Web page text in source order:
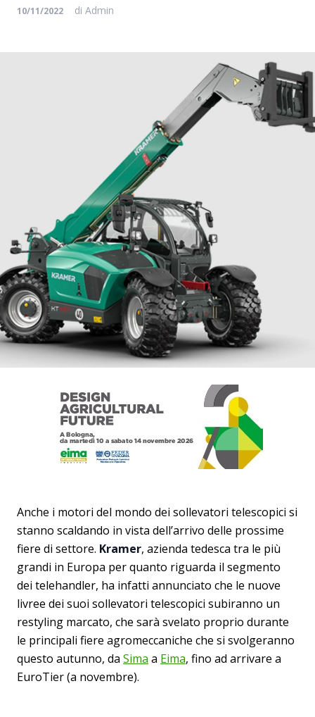
10/11/2022 di Admin
Anche i motori del mondo dei sollevatori telescopici si
stanno scaldando in vista dell’arrivo delle prossime
fiere di settore. Kramer, azienda tedesca tra le più
grandi in Europa per quanto riguarda il segmento
dei telehandler, ha infatti annunciato che le nuove
livree dei suoi sollevatori telescopici subiranno un
restyling marcato, che sarà svelato proprio durante
le principali fiere agromeccaniche che si svolgeranno
questo autunno, da Sima a Eima, fino ad arrivare a
EuroTier (a novembre).